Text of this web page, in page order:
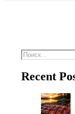
Recent